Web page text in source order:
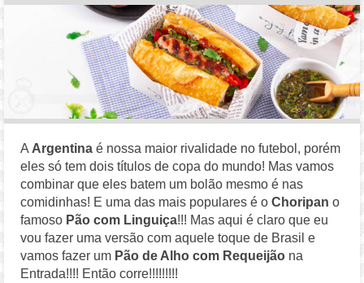
AArgentina é nossa maior rivalidade no futebol, porém
eles só tem dois títulos de copa do mundo! Mas vamos
combinar que eles batem um bolão mesmo é nas
comidinhas! E uma das mais populares é oChoripan o
famoso Pão com Linguiça!!! Mas aqui é claro que eu
vou fazer uma versão com aquele toque de Brasil e
vamos fazer um Pão de Alho com Requeijão na
Entrada!!!! Então corre!!!!!!!!!